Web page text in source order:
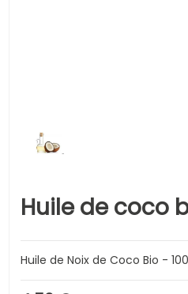
Huile de coco
Huile de Noix de Coco Bio -